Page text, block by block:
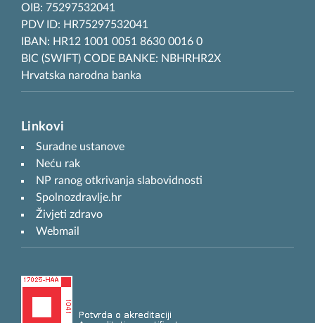
OIB: 75297532041
PDV ID: HR75297532041
IBAN: HR12 1001 0051 8630 0016 0
BIC (SWIFT) CODE BANKE: NBHRHR2X
Hrvatska narodna banka
Linkovi
Suradne ustanove
Neću rak
NP ranog otkrivanja slabovidnosti
Spolnozdravlje.hr
Živjeti zdravo
Webmail